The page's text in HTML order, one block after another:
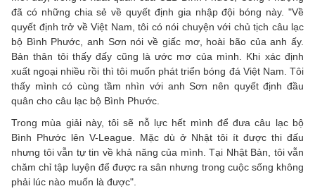
đã có những chia sẻ về quyết định gia nhập đội bóng này. "Về
quyết định trở về Việt Nam, tôi có nói chuyện với chủ tịch câu lạc
bộ Bình Phước, anh Sơn nói về giấc mơ, hoài bão của anh ấy.
Bản thân tôi thấy đấy cũng là ước mơ của mình. Khi xác định
xuất ngoại nhiều rồi thì tôi muốn phát triển bóng đá Việt Nam. Tôi
thấy mình có cùng tầm nhìn với anh Sơn nên quyết định đầu
quân cho câu lạc bộ Bình Phước.
Trong mùa giải này, tôi sẽ nỗ lực hết mình để đưa câu lạc bộ
Bình Phước lên V-League. Mặc dù ở Nhật tôi ít được thi đấu
nhưng tôi vẫn tự tin về khả năng của mình. Tại Nhật Bản, tôi vẫn
chăm chỉ tập luyện để được ra sân nhưng trong cuộc sống không
phải lúc nào muốn là được".